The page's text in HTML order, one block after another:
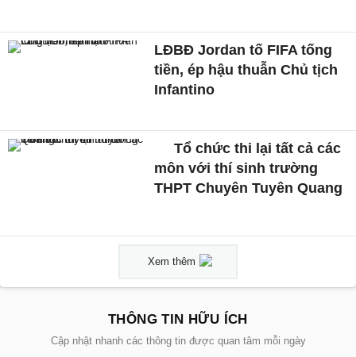
LĐBĐ Jordan tố FIFA tống
tiền, ép hậu thuẫn Chủ tịch
Infantino
Tổ chức thi lại tất cả các
môn với thí sinh trường
THPT Chuyên Tuyên Quang
Xem thêm
THÔNG TIN HỮU ÍCH
Cập nhật nhanh các thông tin được quan tâm mỗi ngày